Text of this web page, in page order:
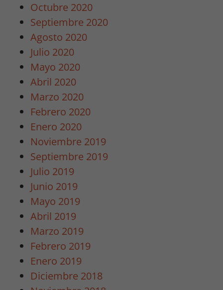
Octubre 2020
Septiembre 2020
Agosto 2020
Julio 2020
Mayo 2020
Abril 2020
Marzo 2020
Febrero 2020
Enero 2020
Noviembre 2019
Septiembre 2019
Julio 2019
Junio 2019
Mayo 2019
Abril 2019
Marzo 2019
Febrero 2019
Enero 2019
Diciembre 2018